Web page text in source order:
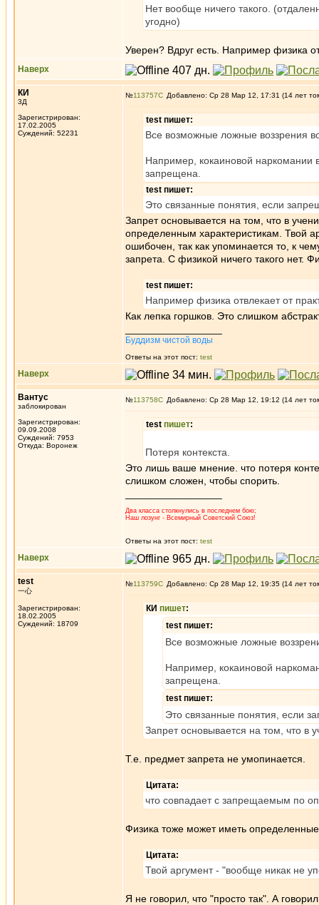
Нет вообще ничего такого.
угодно)
Уверен? Вдруг есть. Например физика
Наверх
КИ
3Д
Зарегистрирован:
17.02.2005
Суждений: 52231
№113757 Добавлено: Ср 28 Мар 12, 17:31 (14 лет
test пишет:
Все возможные ложные воззрения
Например, кокаиновой наркомании
запрещена.
test пишет:
Это связанные понятия, если
Запрет основывается на том, что в
определенным характеристикам. Твой
ошибочен, так как упоминается то, к
запрета. С физикой ничего такого нет.
test пишет:
Например физика отвлекает от
Как лепка горшков. Это слишком
Буддизм чистой воды
Ответы на этот пост: test
Наверх
Вантус
заблокирован
Зарегистрирован:
09.09.2008
Суждений: 7953
Откуда: Воронеж
№113758 Добавлено: Ср 28 Мар 12, 19:12 (14 лет
test пишет:
Потеря контекста.
Это лишь ваше мнение. что потеря
слишком сложен, чтобы спорить.
Два класса столкнулись в последнем бою;
Наш лозунг - Всемирный Советский Союз!
Ответы на этот пост: test
Наверх
test
一心
Зарегистрирован:
18.02.2005
Суждений: 18709
№113759 Добавлено: Ср 28 Мар 12, 19:35 (14 лет
КИ пишет:
test пишет:
Все возможные ложные
Например, кокаиновой
запрещена.
test пишет:
Это связанные понятия, если
Запрет основывается на том, что в
Т.е. предмет запрета не умопинается.
Цитата:
что совпадает с запрещаемым по
Физика тоже может иметь определенные
Цитата:
Твой аргумент - "вообще никак не
Я не говорил, что "просто так". А